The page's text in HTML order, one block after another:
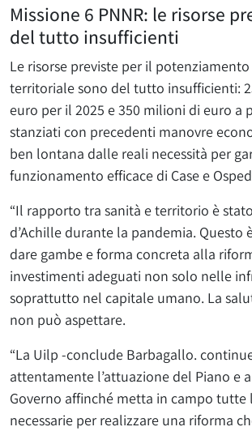
Missione 6 PNNR: le risorse
del tutto insufficienti
Le risorse previste per il
territoriale sono del tutto insufficienti:
euro per il 2025 e 350 milioni di euro a
stanziati con precedenti manovre
ben lontana dalle reali necessità per
funzionamento efficace di Case e
“Il rapporto tra sanità e territorio è
d’Achille durante la pandemia. Questo
dare gambe e forma concreta alla
investimenti adeguati non solo nelle
soprattutto nel capitale umano. La
non può aspettare.
“La Uilp -conclude Barbagallo.
attentamente l’attuazione del Piano e
Governo affinché metta in campo tutte
necessarie per realizzare una riforma